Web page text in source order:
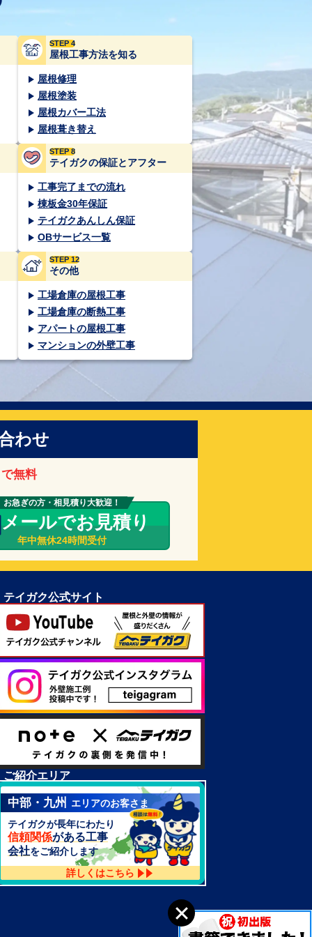
STEP 4
屋根工事方法を知る
屋根修理
屋根塗装
屋根カバー工法
屋根葺き替え
STEP 8
テイガクの保証とアフター
工事完了までの流れ
棟板金30年保証
テイガクあんしん保証
OBサービス一覧
STEP 12
その他
工場倉庫の屋根工事
工場倉庫の断熱工事
アパートの屋根工事
マンションの外壁工事
わせ
無料
お急ぎの方・相見積り大歓迎！
メールでお見積り
年中無休24時間受付
テイガク公式サイト
ご紹介エリア
中部・九州
エリアのお客さま
テイガクが長年にわたり
信頼関係がある工事
会社をご紹介します
詳しくはこちら